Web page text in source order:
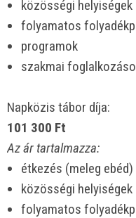
közösségi
folyamatos
programok
szakmai
Napközis tábor díja:
101 300 Ft
Az ár tartalmazza:
étkezés (meleg ebéd)
közösségi
folyamatos